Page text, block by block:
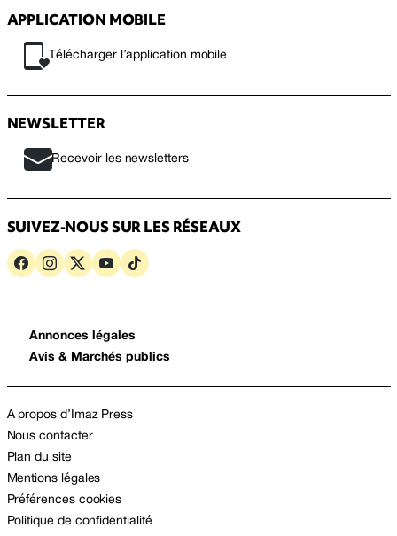
APPLICATION MOBILE
Télécharger l’application mobile
NEWSLETTER
Recevoir les newsletters
SUIVEZ-NOUS SUR LES RÉSEAUX
Annonces légales
Avis & Marchés publics
A propos d’Imaz Press
Nous contacter
Plan du site
Mentions légales
Préférences cookies
Politique de confidentialité